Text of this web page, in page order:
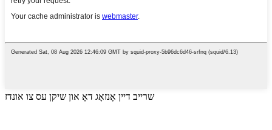
שרייב דיין אָנזאָג דאָ און שיקן עס צו אונדז